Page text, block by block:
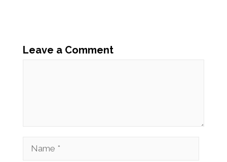
Leave a Comment
Name